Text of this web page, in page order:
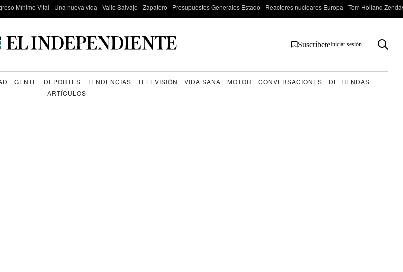
Mínimo Vital Una nueva vida Valle Salvaje Zapatero Presupuestos Generales Estado Reactores nucleares Europa Tom Holland
SuscríbeteIniciar sesión
GENTE DEPORTES TENDENCIAS TELEVISIÓN VIDA SANA MOTOR CONVERSACIONES
DE TIENDAS
ARTÍCULOS